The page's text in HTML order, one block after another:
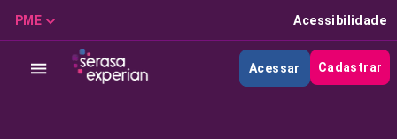
PME Acessibilidade
Acessar Cadastrar